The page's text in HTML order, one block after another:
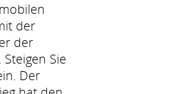
der
der
Sie
Der